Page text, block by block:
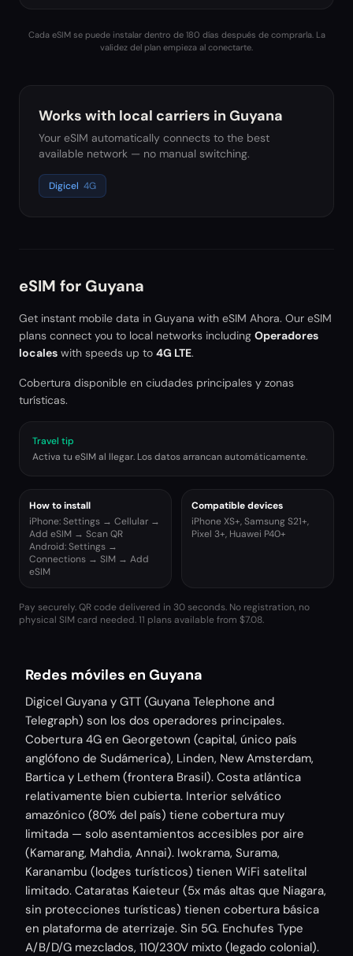
Cada eSIM se puede instalar dentro de 180 días después de comprarla. La
validez del plan empieza al conectarte.
Works with local carriers in Guyana
Your eSIM automatically connects to the best
available network — no manual switching.
Digicel 4G
eSIM for Guyana
Get instant mobile data in Guyana with eSIM Ahora. Our eSIM
plans connect you to local networks including Operadores
locales with speeds up to 4G LTE.
Cobertura disponible en ciudades principales y zonas
turísticas.
Travel tip
Activa tu eSIM al llegar. Los datos arrancan automáticamente.
How to install
iPhone: Settings → Cellular →
Add eSIM → Scan QR
Android: Settings →
Connections → SIM → Add
eSIM
Compatible devices
iPhone XS+, Samsung S21+,
Pixel 3+, Huawei P40+
Pay securely. QR code delivered in 30 seconds. No registration, no
physical SIM card needed.11 plans available from $7.08.
Redes móviles en Guyana
Digicel Guyana y GTT (Guyana Telephone and
Telegraph) son los dos operadores principales.
Cobertura 4G en Georgetown (capital, único país
anglófono de Sudámerica), Linden, New Amsterdam,
Bartica y Lethem (frontera Brasil). Costa atlántica
relativamente bien cubierta. Interior selvático
amazónico (80% del país) tiene cobertura muy
limitada — solo asentamientos accesibles por aire
(Kamarang, Mahdia, Annai). Iwokrama, Surama,
Karanambu (lodges turísticos) tienen WiFi satelital
limitado. Cataratas Kaieteur (5x más altas que Niagara,
sin protecciones turísticas) tienen cobertura básica
en plataforma de aterrizaje. Sin 5G. Enchufes Type
A/B/D/G mezclados, 110/230V mixto (legado colonial).